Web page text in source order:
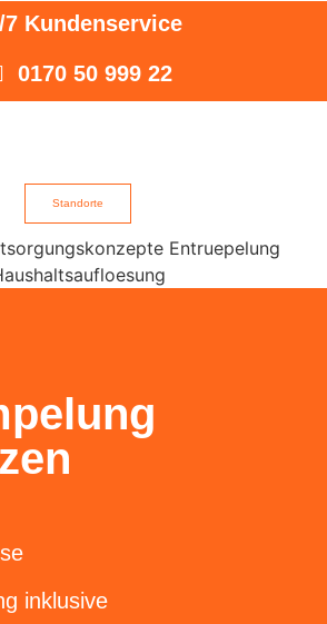
7 Kundenservice
0170 50 999 22
Standorte
inklusive